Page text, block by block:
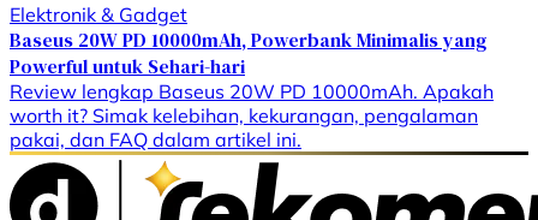
Elektronik & Gadget
Baseus 20W PD 10000mAh, Powerbank Minimalis yang
Powerful untuk Sehari-hari
Review lengkap Baseus 20W PD 10000mAh. Apakah
worth it? Simak kelebihan, kekurangan, pengalaman
pakai, dan FAQ dalam artikel ini.